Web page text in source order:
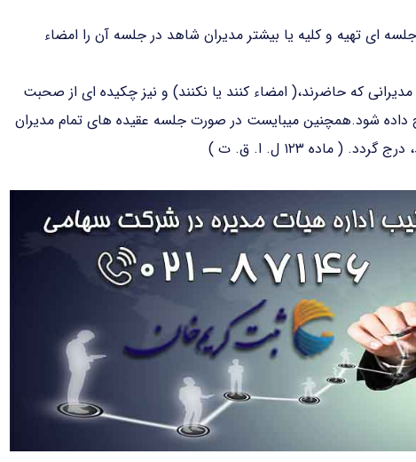
ای تهیه و کلیه یا بیشتر مدیران شاهد در جلسه آن را امضاء
که حاضرند،( امضاء کنند یا نکنند) و نیز چکیده ای از صحبت
داده شود.همچنین میبایست در صورت جلسه عقیده های تمام مدیران
( ماده ۱۲۳ ل. ا. ق. ت )